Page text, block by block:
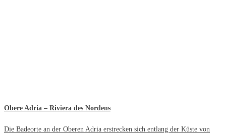
Obere Adria – Riviera des Nordens
Die Badeorte an der Oberen Adria erstrecken sich entlang der Küste von